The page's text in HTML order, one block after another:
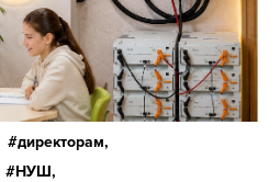
директорам,
НУШ,